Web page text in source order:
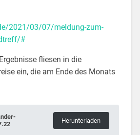
2021/03/07/meldung-zum-
#
fliesen in die
ein, die am Ende des Monats
Herunterladen